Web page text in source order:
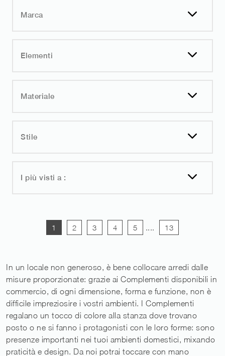
Marca
Elementi
Materiale
Stile
I più visti a :
1 2 3 4 5 .... 13
In un locale non generoso, è bene collocare arredi dalle
misure proporzionate: grazie ai Complementi disponibili in
commercio, di ogni dimensione, forma e funzione, non è
difficile impreziosire i vostri ambienti. I Complementi
regalano un tocco di colore alla stanza dove trovano
posto o ne si fanno i protagonisti con le loro forme: sono
presenze importanti nei tuoi ambienti domestici, mixando
praticità e design. Da noi potrai toccare con mano